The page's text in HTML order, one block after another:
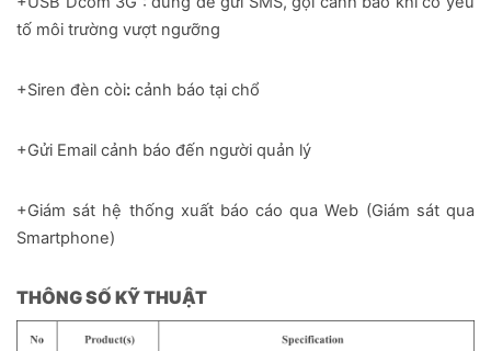
tố môi trường vượt ngưỡng
+Siren đèn còi: cảnh báo tại chổ
+Gửi Email cảnh báo đến người quản lý
+Giám sát hệ thống xuất báo cáo qua Web (Giám sát qua
Smartphone)
THÔNG SỐ KỸ THUẬT